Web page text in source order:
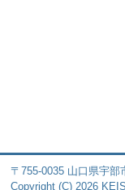
〒755-0035 山口県宇部
Copyright (C) 2026